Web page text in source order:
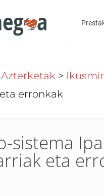
Azterketak >
erronkak
sistema
eta